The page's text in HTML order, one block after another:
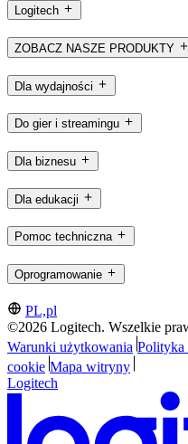
Logitech
ZOBACZ NASZE PRODUKTY
Dla wydajności
Do gier i streamingu
Dla biznesu
Dla edukacji
Pomoc techniczna
Oprogramowanie
PL,pl
©2026 Logitech. Wszelkie
Warunki użytkowania Polityka
cookie Mapa witryny
Logitech